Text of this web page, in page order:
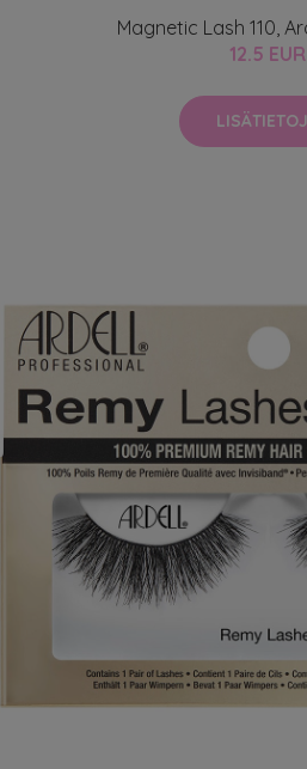
Magnetic Lash 110,
12.5 EUR